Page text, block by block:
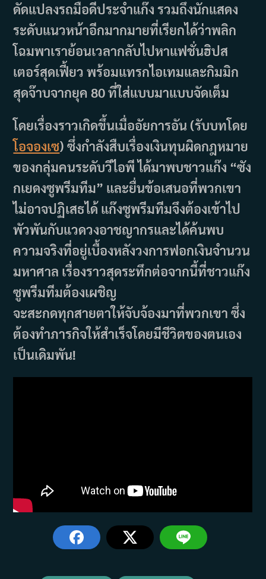
ดัดแปลงรถมือดีประจำแก๊ง รวมถึงนักแสดง
ระดับแนวหน้าอีกมากมายที่เรียกได้ว่าพลิก
โฉมพาเราย้อนเวลากลับไปหาแฟชั่นฮิปส
เตอร์สุดเฟี้ยว พร้อมแทรกไอเทมและกิมมิก
สุดจ๊าบจากยุค 80 ที่ใส่แบบมาแบบจัดเต็ม
โดยเรื่องราวเกิดขึ้นเมื่ออัยการอัน (รับบทโดย
โอจองเซ) ซึ่งกำลังสืบเรื่องเงินทุนผิดกฎหมาย
ของกลุ่มคนระดับวีไอพี ได้มาพบชาวแก๊ง “ซัง
กเยดงซูพรีมทีม” และยื่นข้อเสนอที่พวกเขา
ไม่อาจปฏิเสธได้ แก๊งซูพรีมทีมจึงต้องเข้าไป
พัวพันกับแวดวงอาชญากรและได้ค้นพบ
ความจริงที่อยู่เบื้องหลังวงการฟอกเงินจำนวน
มหาศาล เรื่องราวสุดระทึกต่อจากนี้ที่ชาวแก๊ง
ซูพรีมทีมต้องเผชิญ
จะสะกดทุกสายตาให้จับจ้องมาที่พวกเขา ซึ่ง
ต้องทำภารกิจให้สำเร็จโดยมีชีวิตของตนเอง
เป็นเดิมพัน!